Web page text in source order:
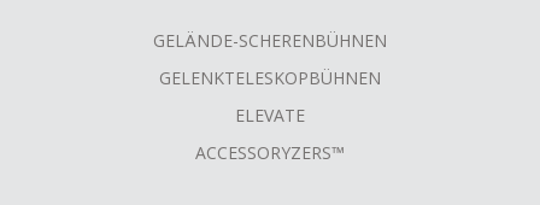
GELÄNDE-SCHERENBÜHNEN
GELENKTELESKOPBÜHNEN
ELEVATE
ACCESSORYZERS™